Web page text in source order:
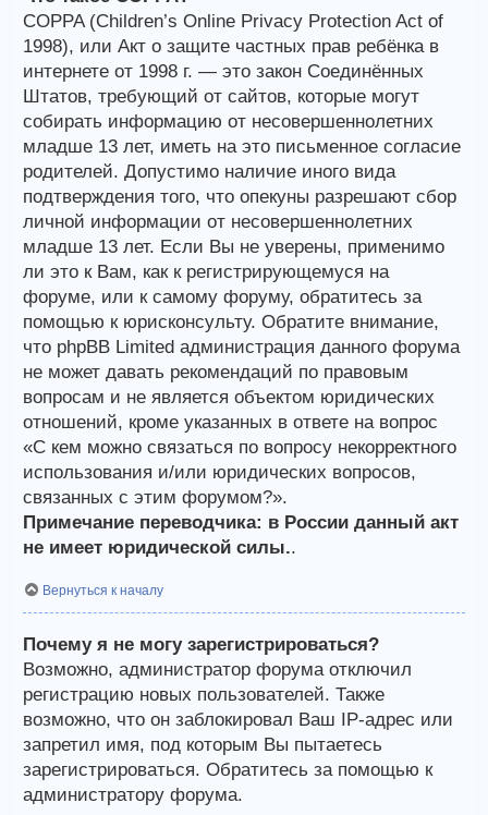
COPPA (Children’s Online Privacy Protection Act of
1998), или Акт о защите частных прав ребёнка в
интернете от 1998 г. — это закон Соединённых
Штатов, требующий от сайтов, которые могут
собирать информацию от несовершеннолетних
младше 13 лет, иметь на это письменное согласие
родителей. Допустимо наличие иного вида
подтверждения того, что опекуны разрешают сбор
личной информации от несовершеннолетних
младше 13 лет. Если Вы не уверены, применимо
ли это к Вам, как к регистрирующемуся на
форуме, или к самому форуму, обратитесь за
помощью к юрисконсульту. Обратите внимание,
что phpBB Limited администрация данного форума
не может давать рекомендаций по правовым
вопросам и не является объектом юридических
отношений, кроме указанных в ответе на вопрос
«С кем можно связаться по вопросу некорректного
использования и/или юридических вопросов,
связанных с этим форумом?».
Примечание переводчика: в России данный акт
не имеет юридической силы..
Вернуться к началу
Почему я не могу зарегистрироваться?
Возможно, администратор форума отключил
регистрацию новых пользователей. Также
возможно, что он заблокировал Ваш IP-адрес или
запретил имя, под которым Вы пытаетесь
зарегистрироваться. Обратитесь за помощью к
администратору форума.